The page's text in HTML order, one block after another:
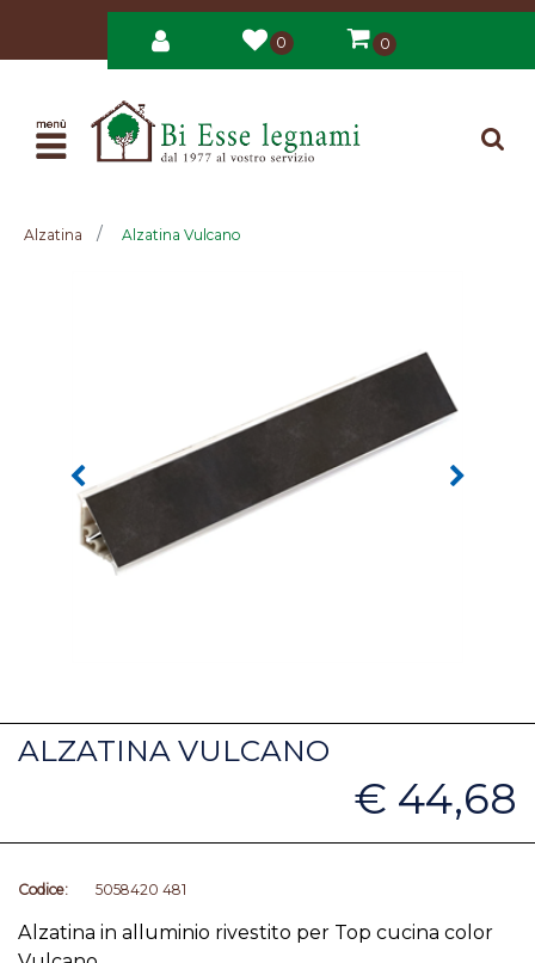
0 0
Open
Alzatina Alzatina Vulcano
ALZATINA VULCANO
€ 44,68
Codice: 5058420 481
Alzatina in alluminio rivestito per Top cucina color